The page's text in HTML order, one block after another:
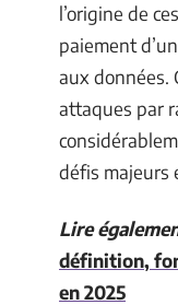
l’origine de
paiement
aux données.
attaques par
défis majeurs
Lire
définition,
en 2025